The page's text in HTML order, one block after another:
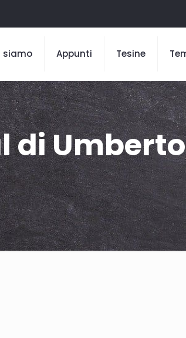
siamo Appunti Tesine
di Umberto